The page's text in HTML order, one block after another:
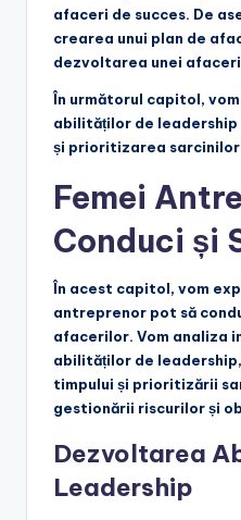
afaceri de succes. De
crearea unui plan de
dezvoltarea unei afaceri
În următorul capitol,
abilităților de leadership
și prioritizarea
Femei
Conduci și
În acest capitol, vom
antreprenor pot să
afacerilor. Vom analiza
abilităților de
timpului și prioritizării
gestionării riscurilor și
Dezvoltarea
Leadership